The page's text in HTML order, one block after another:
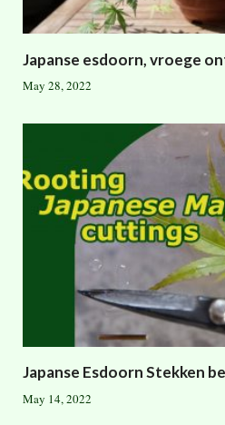
Japanse esdoorn, vroege
May 28, 2022
Japanse Esdoorn Stekken
May 14, 2022